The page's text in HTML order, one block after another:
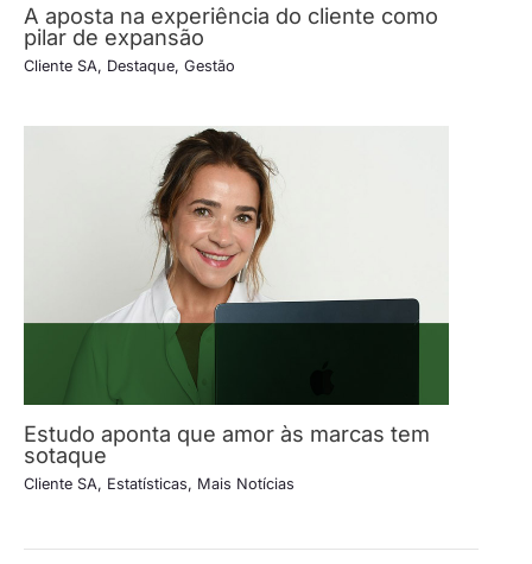
A aposta na experiência do cliente como
pilar de expansão
Cliente SA, Destaque, Gestão
Estudo aponta que amor às marcas tem
sotaque
Cliente SA, Estatísticas, Mais Notícias